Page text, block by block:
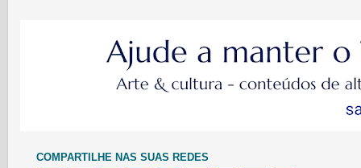
COMPARTILHE NAS SUAS REDES